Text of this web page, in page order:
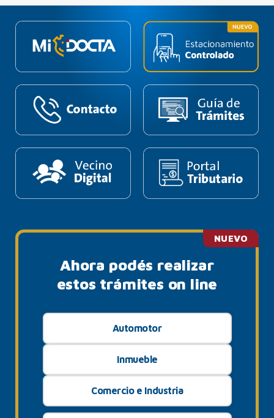
NUEVO
Ahora podés realizar
estos trámites on line
Automotor
Inmueble
Comercio e Industria